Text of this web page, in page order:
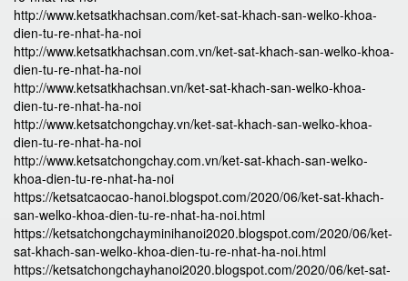
http://www.ketsatkhachsan.com/ket-sat-khach-san-welko-khoa-
dien-tu-re-nhat-ha-noi
http://www.ketsatkhachsan.com.vn/ket-sat-khach-san-welko-khoa-
dien-tu-re-nhat-ha-noi
http://www.ketsatkhachsan.vn/ket-sat-khach-san-welko-khoa-
dien-tu-re-nhat-ha-noi
http://www.ketsatchongchay.vn/ket-sat-khach-san-welko-khoa-
dien-tu-re-nhat-ha-noi
http://www.ketsatchongchay.com.vn/ket-sat-khach-san-welko-
khoa-dien-tu-re-nhat-ha-noi
https://ketsatcaocao-hanoi.blogspot.com/2020/06/ket-sat-khach-
san-welko-khoa-dien-tu-re-nhat-ha-noi.html
https://ketsatchongchayminihanoi2020.blogspot.com/2020/06/ket-
sat-khach-san-welko-khoa-dien-tu-re-nhat-ha-noi.html
https://ketsatchongchayhanoi2020.blogspot.com/2020/06/ket-sat-